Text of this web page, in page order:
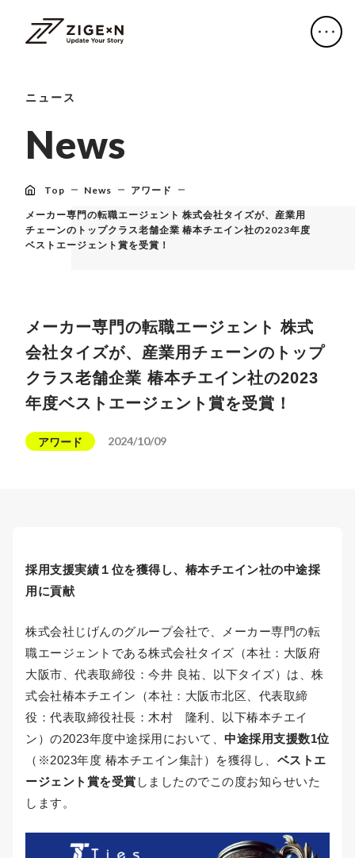
ニュース
News
Top News アワード
メーカー専門の転職エージェント 株式会社タイズが、産業用
チェーンのトップクラス老舗企業 椿本チエイン社の2023年度
ベストエージェント賞を受賞！
メーカー専門の転職エージェント 株式
会社タイズが、産業用チェーンのトップ
クラス老舗企業 椿本チエイン社の2023
年度ベストエージェント賞を受賞！
アワード 2024/10/09
採用支援実績１位を獲得し、椿本チエイン社の中途採
用に貢献
株式会社じげんのグループ会社で、メーカー専門の転
職エージェントである株式会社タイズ（本社：大阪府
大阪市、代表取締役：今井 良祐、以下タイズ）は、株
式会社椿本チエイン（本社：大阪市北区、代表取締
役：代表取締役社長：木村 隆利、以下椿本チエイ
ン）の2023年度中途採用において、 中途採用支援数1位
（※2023年度 椿本チエイン集計）を獲得し、 ベストエ
ージェント賞を受賞 しましたのでこの度お知らせいた
します。